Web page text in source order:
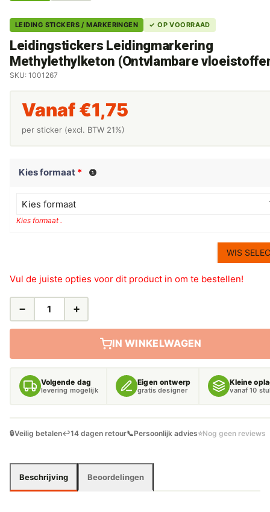
LEIDING STICKERS / MARKERINGEN ✓ OP VOORRAAD
Leidingstickers Leidingmarkering
Methylethylketon (Ontvlambare
SKU: 1001267
Vanaf €1,75
per sticker (excl. BTW 21%)
Kies formaat *
Kies formaat
Kies formaat .
WIS
Vul de juiste opties voor dit product in om te bestellen!
LEIDINGSTICKERS
AANTAL
− +
IN WINKELWAGEN
Volgende dag
levering mogelijk
Eigen ontwerp
gratis designer
Kleine
vanaf 10
🔒Veilig betalen↩️14 dagen retour📞Persoonlijk advies⭐Nog geen reviews
Beschrijving Beoordelingen